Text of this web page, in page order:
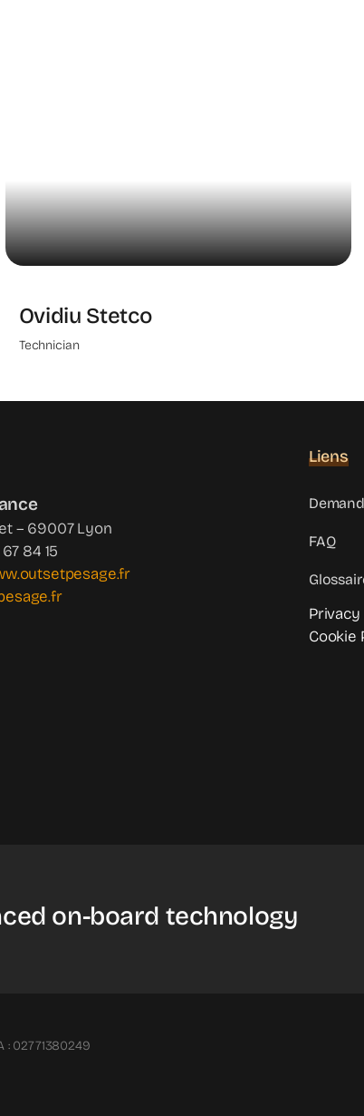
Ovidiu Stetco
Technician
– 69007 Lyon
84 15
Liens
FAQ
Privacy
Cookie
on-board technology
: 02771380249